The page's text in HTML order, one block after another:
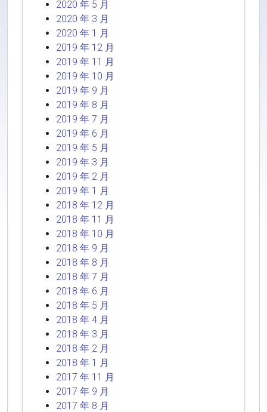
2020 年 5 月
2020 年 3 月
2020 年 1 月
2019 年 12 月
2019 年 11 月
2019 年 10 月
2019 年 9 月
2019 年 8 月
2019 年 7 月
2019 年 6 月
2019 年 5 月
2019 年 3 月
2019 年 2 月
2019 年 1 月
2018 年 12 月
2018 年 11 月
2018 年 10 月
2018 年 9 月
2018 年 8 月
2018 年 7 月
2018 年 6 月
2018 年 5 月
2018 年 4 月
2018 年 3 月
2018 年 2 月
2018 年 1 月
2017 年 11 月
2017 年 9 月
2017 年 8 月